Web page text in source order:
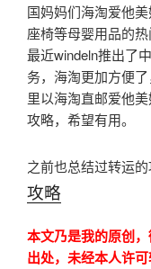
国妈妈们海淘爱他
座椅等母婴用品的
最近windeln推出了
务，海淘更加方便
里以海淘直邮爱他
攻略，希望有用。
之前也总结过转运的
攻略
本文乃是我的原创
出处，未经本人许可